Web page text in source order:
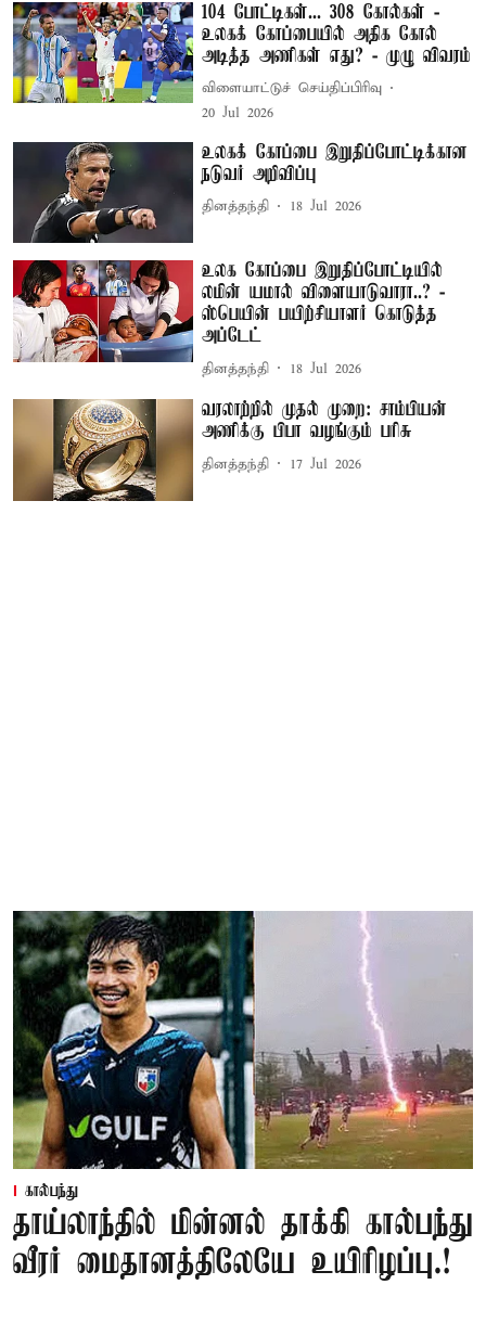
104 போட்டிகள்... 308 கோல்கள் -
உலகக் கோப்பையில் அதிக கோல்
அடித்த அணிகள் எது? - முழு விவரம்
விளையாட்டுச் செய்திப்பிரிவு
20 Jul 2026
உலகக் கோப்பை இறுதிப்போட்டிக்கான
நடுவர் அறிவிப்பு
தினத்தந்தி 18 Jul 2026
உலக கோப்பை இறுதிப்போட்டியில்
லமின் யமால் விளையாடுவாரா..? -
ஸ்பெயின் பயிற்சியாளர் கொடுத்த
அப்டேட்
தினத்தந்தி 18 Jul 2026
வரலாற்றில் முதல் முறை: சாம்பியன்
அணிக்கு பிபா வழங்கும் பரிசு
தினத்தந்தி 17 Jul 2026
கால்பந்து
தாய்லாந்தில் மின்னல் தாக்கி கால்பந்து
வீரர் மைதானத்திலேயே உயிரிழப்பு.!